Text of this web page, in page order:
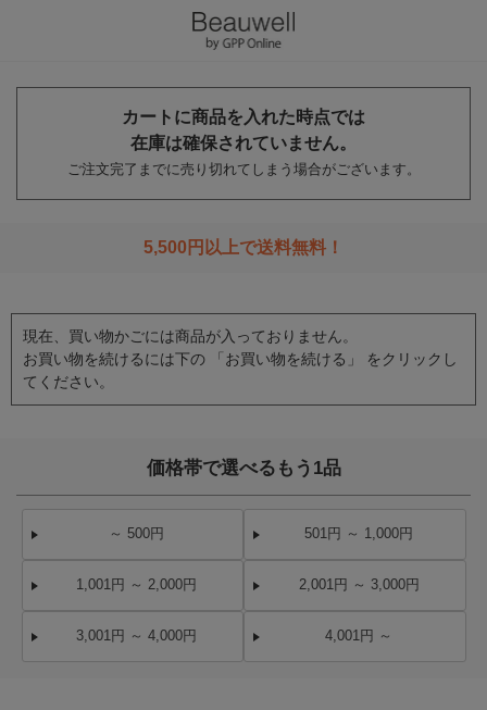
カートに商品を入れた時点では
在庫は確保されていません。
ご注文完了までに売り切れてしまう場合がございます。
5,500円以上で送料無料！
現在、買い物かごには商品が入っておりません。
お買い物を続けるには下の 「お買い物を続ける」 をクリックし
てください。
価格帯で選べるもう1品
～ 500円 501円 ～ 1,000円
1,001円 ～ 2,000円 2,001円 ～ 3,000円
3,001円 ～ 4,000円 4,001円 ～